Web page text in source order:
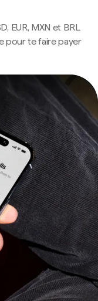
EUR, MXN et BRL
pour te faire payer